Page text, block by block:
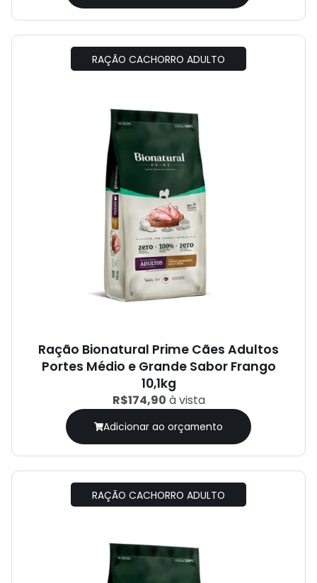
RAÇÃO CACHORRO ADULTO
Ração Bionatural Prime Cães Adultos
Portes Médio e Grande Sabor Frango
10,1kg
R$174,90 à vista
Adicionar ao orçamento
RAÇÃO CACHORRO ADULTO